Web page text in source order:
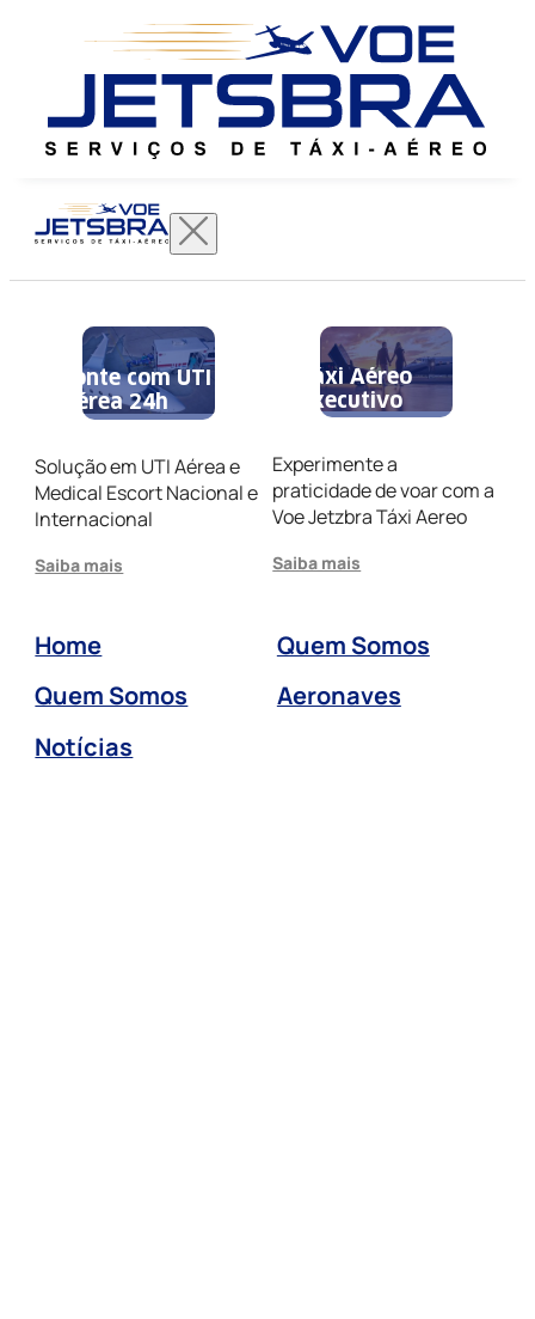
Conte com UTI
Aérea 24h
Solução em UTI Aérea e
Medical Escort Nacional e
Internacional
Saiba mais
Táxi Aéreo
Executivo
Experimente a
praticidade de voar com a
Voe Jetzbra Táxi Aereo
Saiba mais
Home
Quem Somos
Quem Somos
Aeronaves
Notícias